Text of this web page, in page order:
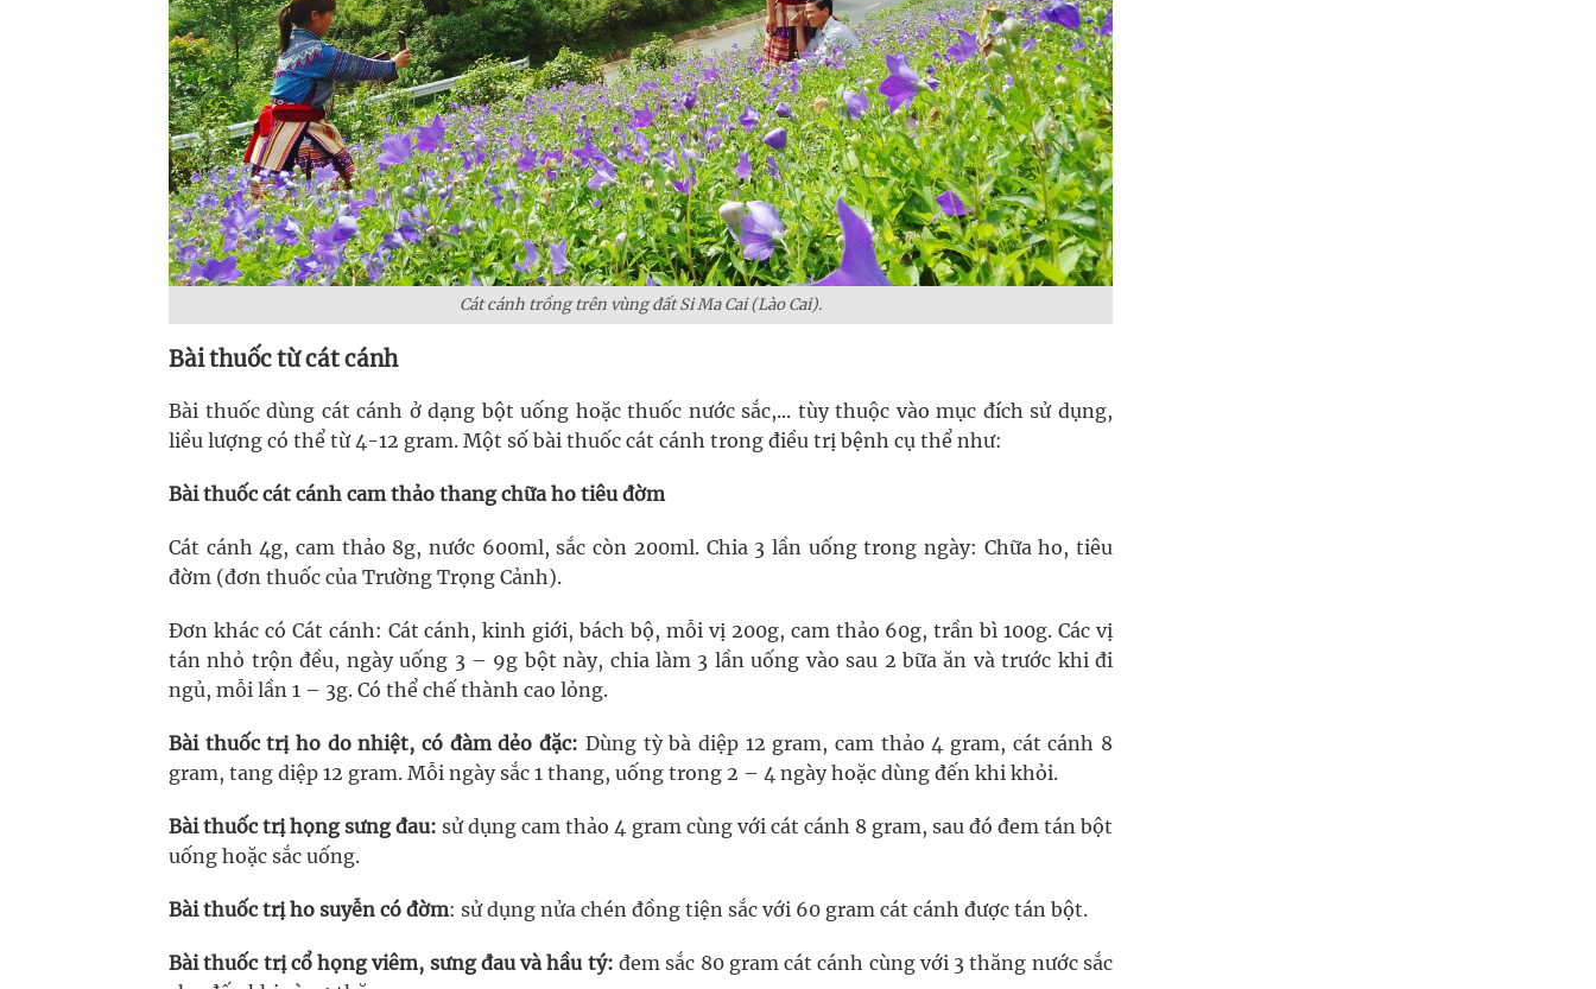
Cát cánh trồng trên vùng đất Si Ma Cai (Lào Cai).
Bài thuốc từ cát cánh
Bài thuốc dùng cát cánh ở dạng bột uống hoặc thuốc nước sắc,... tùy thuộc vào mục đích sử dụng,
liều lượng có thể từ 4-12 gram. Một số bài thuốc cát cánh trong điều trị bệnh cụ thể như:
Bài thuốc cát cánh cam thảo thang chữa ho tiêu đờm
Cát cánh 4g, cam thảo 8g, nước 600ml, sắc còn 200ml. Chia 3 lần uống trong ngày: Chữa ho, tiêu
đờm (đơn thuốc của Trường Trọng Cảnh).
Đơn khác có Cát cánh: Cát cánh, kinh giới, bách bộ, mỗi vị 200g, cam thảo 60g, trần bì 100g. Các vị
tán nhỏ trộn đều, ngày uống 3 – 9g bột này, chia làm 3 lần uống vào sau 2 bữa ăn và trước khi đi
ngủ, mỗi lần 1 – 3g. Có thể chế thành cao lỏng.
Bài thuốc trị ho do nhiệt, có đàm dẻo đặc: Dùng tỳ bà diệp 12 gram, cam thảo 4 gram, cát cánh 8
gram, tang diệp 12 gram. Mỗi ngày sắc 1 thang, uống trong 2 – 4 ngày hoặc dùng đến khi khỏi.
Bài thuốc trị họng sưng đau: sử dụng cam thảo 4 gram cùng với cát cánh 8 gram, sau đó đem tán bột
uống hoặc sắc uống.
Bài thuốc trị ho suyễn có đờm: sử dụng nửa chén đồng tiện sắc với 60 gram cát cánh được tán bột.
Bài thuốc trị cổ họng viêm, sưng đau và hầu tý: đem sắc 80 gram cát cánh cùng với 3 thăng nước sắc